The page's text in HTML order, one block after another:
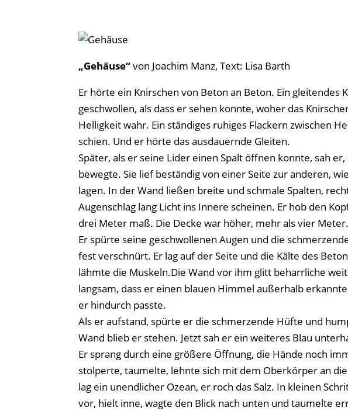
„Gehäuse“von Joachim Manz, Text: Lisa Barth
Er hörte ein Knirschen von Beton an Beton. Ein gleitendes
geschwollen, als dass er sehen konnte, woher das
Helligkeit wahr. Ein ständiges ruhiges Flackern zwischen
schien. Und er hörte das ausdauernde Gleiten.
Später, als er seine Lider einen Spalt öffnen konnte, sah
bewegte. Sie lief beständig von einer Seite zur anderen,
lagen. In der Wand ließen breite und schmale Spalten,
Augenschlag lang Licht ins Innere scheinen. Er hob den
drei Meter maß. Die Decke war höher, mehr als vier Meter.
Er spürte seine geschwollenen Augen und die
fest verschnürt. Er lag auf der Seite und die Kälte des
lähmte die Muskeln.Die Wand vor ihm glitt beharrliche
langsam, dass er einen blauen Himmel außerhalb
er hindurch passte.
Als er aufstand, spürte er die schmerzende Hüfte und
Wand blieb er stehen. Jetzt sah er ein weiteres Blau
Er sprang durch eine größere Öffnung, die Hände noch
stolperte, taumelte, lehnte sich mit dem Oberkörper an
lag ein unendlicher Ozean, er roch das Salz. In kleinen
vor, hielt inne, wagte den Blick nach unten und taumelte